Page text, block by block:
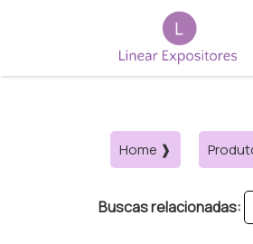
Home ❱
Buscas relacionadas: